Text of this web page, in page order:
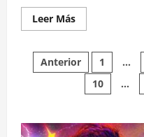
Leer MásLeer
más
Caracol
africano
gigante
detectado
¿Qué
Paginación
entradas
Anterior 1 …
10
…